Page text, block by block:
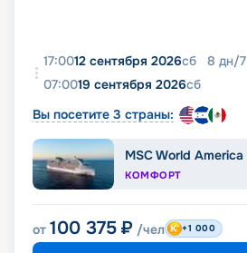
17:0012 сентября 2026сб 8 дн/7
07:0019 сентября 2026сб
Вы посетите 3 страны:
MSC World America
КОМФОРТ
от 100 375 ₽ /чел +1 000